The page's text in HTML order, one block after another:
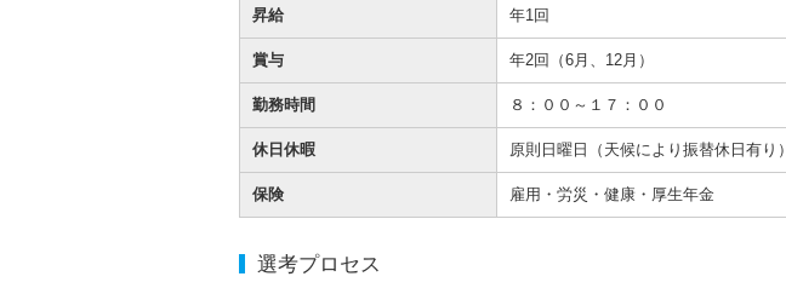
昇給 年1回
賞与 年2回（6月、12月）
勤務時間 ８：００～１７：００
休日休暇 原則日曜日（天候により振替休日有り）
保険 雇用・労災・健康・厚生年金
選考プロセス